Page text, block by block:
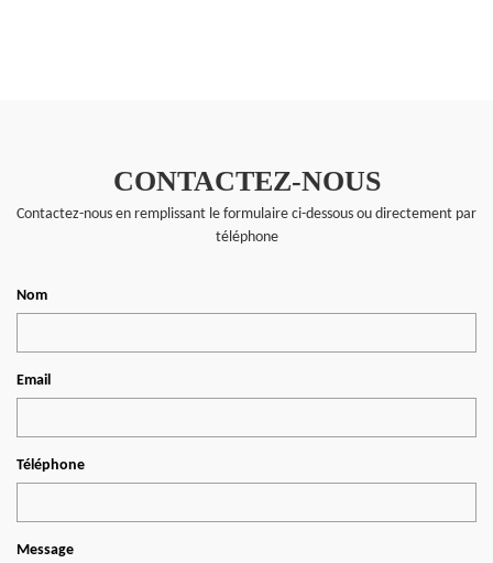
CONTACTEZ-NOUS
Contactez-nous en remplissant le formulaire ci-dessous ou directement par
téléphone
Nom
Email
Téléphone
Message